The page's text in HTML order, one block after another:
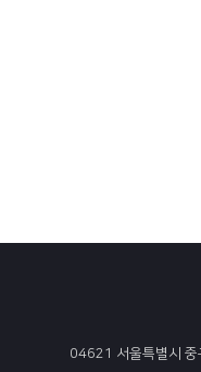
04621 서울특별시 중